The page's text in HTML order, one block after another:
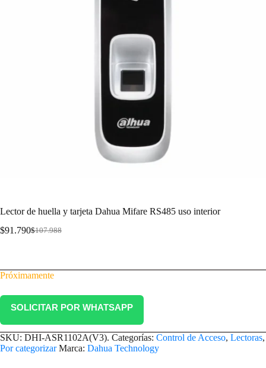
Lector de huella y tarjeta Dahua Mifare RS485 uso interior
$107.988
$91.790
Próximamente
SOLICITAR POR WHATSAPP
SKU: DHI-ASR1102A(V3). Categorías: Control de Acceso, Lectoras,
Por categorizar Marca: Dahua Technology